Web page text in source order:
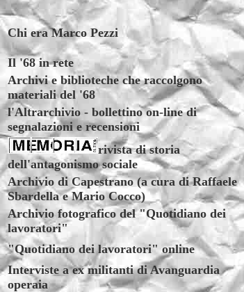
Chi era Marco Pezzi
Il '68 in rete
Archivi e biblioteche che raccolgono
materiali del '68
l'Altrarchivio - bollettino on-line di
segnalazioni e recensioni
rivista di storia
dell'antagonismo sociale
Archivio di Capestrano (a cura di Raffaele
Sbardella e Mario Cocco)
Archivio fotografico del "Quotidiano dei
lavoratori"
"Quotidiano dei lavoratori" online
Interviste a ex militanti di Avanguardia
operaia